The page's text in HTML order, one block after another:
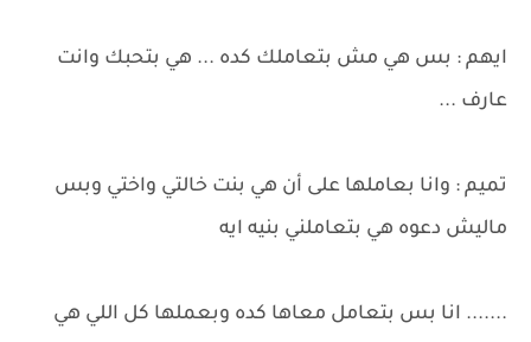
ايهم : بس هي مش بتعاملك كده ... هي بتحبك وانت
عارف ...
تميم : وانا بعاملها على أن هي بنت خالتي واختي وبس
ماليش دعوه هي بتعاملني بنيه ايه
....... انا بس بتعامل معاها كده وبعملها كل اللي هي